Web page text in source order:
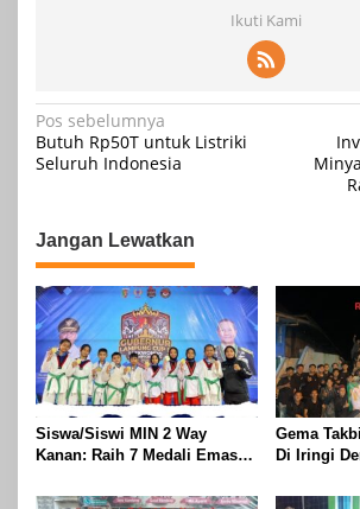
Ikuti Kami
Navigasi
pos
Pos sebelumnya
Butuh Rp50T untuk Listriki
Seluruh Indonesia
Jangan Lewatkan
Siswa/Siswi MIN 2 Way
Kanan: Raih 7 Medali Emas
Gubernur Lampung Cup 2
Gema
Di Iringi
Rayakan